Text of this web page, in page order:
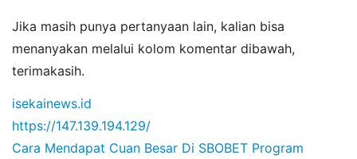
Jika masih punya pertanyaan lain, kalian bisa
menanyakan melalui kolom komentar dibawah,
terimakasih.
isekainews.id
https://147.139.194.129/
Cara Mendapat Cuan Besar Di SBOBET Program